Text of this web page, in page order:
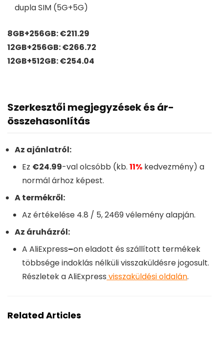
dupla SIM (5G+5G)
8GB+256GB: €211.29
12GB+256GB: €266.72
12GB+512GB: €254.04
Szerkesztői megjegyzések és ár-
összehasonlítás
Az ajánlatról:
Ez €24.99-val olcsóbb (kb. 11% kedvezmény) a
normál árhoz képest.
A termékről:
Az értékelése 4.8 / 5,2469vélemény alapján.
Az áruházról:
A AliExpress–on eladott és szállított termékek
többsége indoklás nélküli visszaküldésre jogosult.
Részletek aAliExpress visszaküldési oldalán.
Related Articles